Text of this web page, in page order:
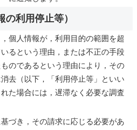
利用停止等）
個人情報が，利用目的の範囲を超
るという理由，または不正の手段
のであるという理由により，その
去（以下，「利用停止等」といい
た場合には，遅滞なく必要な調査
づき，その請求に応じる必要があ